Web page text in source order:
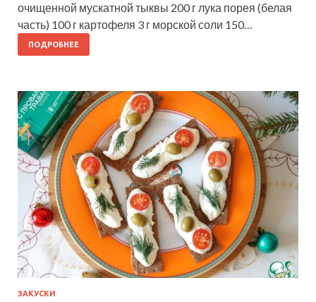
очищенной мускатной тыквы 200 г лука порея (белая
часть) 100 г картофеля 3 г морской соли 150…
ПОДРОБНЕЕ
ЗАКУСКИ